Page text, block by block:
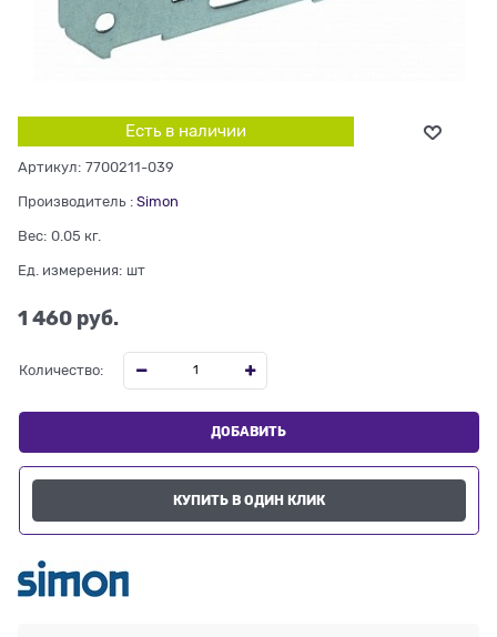
Есть в наличии
Артикул: 7700211-039
Производитель : Simon
Вес: 0.05 кг.
Ед. измерения: шт
1 460 руб.
Количество:
ДОБАВИТЬ
КУПИТЬ В ОДИН КЛИК